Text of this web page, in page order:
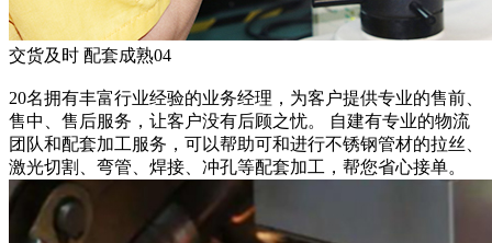
交货及时 配套成熟04
20名拥有丰富行业经验的业务经理，为客户提供专业的售前、
售中、售后服务，让客户没有后顾之忧。 自建有专业的物流
团队和配套加工服务，可以帮助可和进行不锈钢管材的拉丝、
激光切割、弯管、焊接、冲孔等配套加工，帮您省心接单。